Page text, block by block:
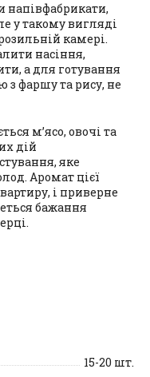
напівфабрикати,
у такому вигляді
камері.
насіння,
а для готування
фаршу та рису, не
м’ясо, овочі та
дій
яке
Аромат цієї
і приверне
бажання
15-20 шт.